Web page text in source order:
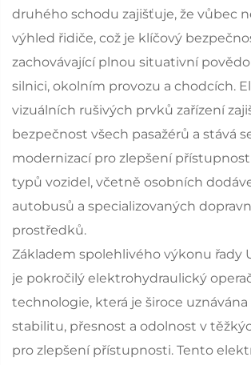
druhého schodu zajišťuje, že vůbec
výhled řidiče, což je klíčový
zachovávající plnou situativní
silnici, okolním provozu a chodcích.
vizuálních rušivých prvků zařízení
bezpečnost všech pasažérů a stává
modernizací pro zlepšení
typů vozidel, včetně osobních
autobusů a specializovaných
prostředků.
Základem spolehlivého výkonu řady
je pokročilý elektrohydraulický
technologie, která je široce uznávána
stabilitu, přesnost a odolnost v
pro zlepšení přístupnosti. Tento